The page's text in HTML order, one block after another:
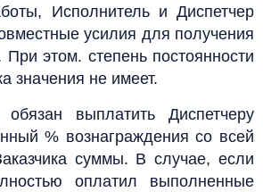
Исполнитель и Диспетчер
усилия для получения
этом. степень постоянности
значения не имеет.
выплатить Диспетчеру
% вознаграждения со всей
суммы. В случае, если
оплатил выполненные